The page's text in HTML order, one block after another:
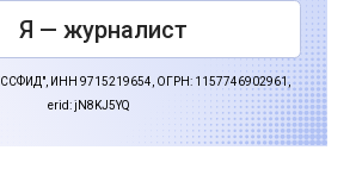
Я — журналист
ИНН 9715219654, ОГРН: 1157746902961,
erid: jN8KJ5YQ